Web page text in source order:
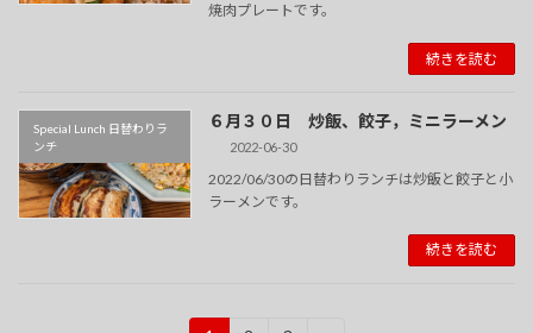
焼肉プレートです。
続きを読む
Special Lunch 日替わりラ
ンチ
６月３０日 炒飯、餃子，ミニラーメン
2022-06-30
2022/06/30の日替わりランチは炒飯と餃子と小
ラーメンです。
続きを読む